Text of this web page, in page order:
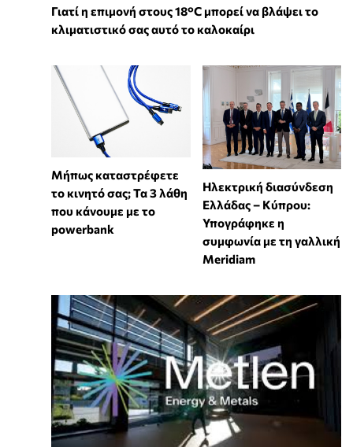
Γιατί η επιμονή στους 18°C μπορεί να βλάψει το
κλιματιστικό σας αυτό το καλοκαίρι
Μήπως καταστρέφετε
το κινητό σας; Τα 3 λάθη
που κάνουμε με το
powerbank
Ηλεκτρική διασύνδεση
Ελλάδας – Κύπρου:
Υπογράφηκε η
συμφωνία με τη γαλλική
Meridiam